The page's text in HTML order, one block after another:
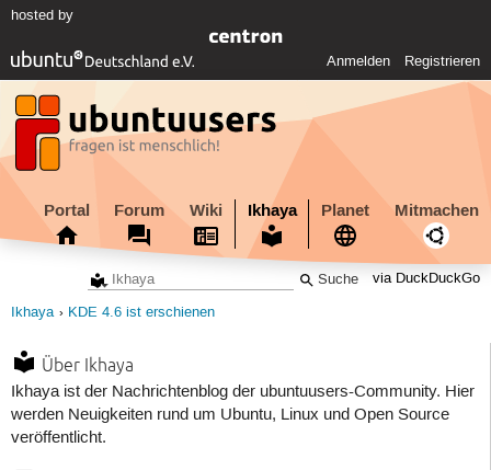
hosted by
Anmelden Registrieren
Portal Forum Wiki Ikhaya Planet Mitmachen
via DuckDuckGo
Ikhaya KDE 4.6 ist erschienen
Über Ikhaya
Ikhaya ist der Nachrichtenblog der ubuntuusers-Community. Hier
werden Neuigkeiten rund um Ubuntu, Linux und Open Source
veröffentlicht.